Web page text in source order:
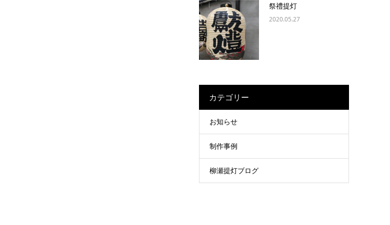
祭禮提灯
2020.05.27
カテゴリー
お知らせ
制作事例
柳瀬提灯ブログ